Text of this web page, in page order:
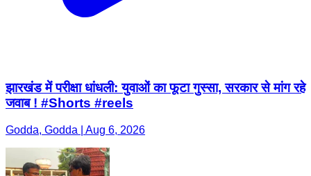
झारखंड में परीक्षा धांधली: युवाओं का फूटा गुस्सा, सरकार से मांग रहे
जवाब ! #Shorts #reels
Godda, Godda | Aug 6, 2026